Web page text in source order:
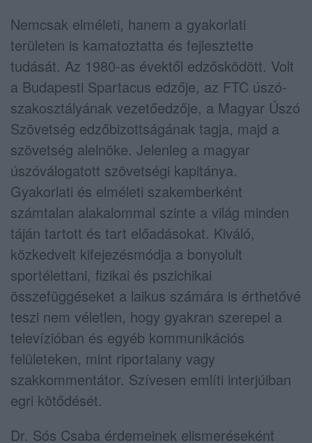
Nemcsak elméleti, hanem a gyakorlati
területen is kamatoztatta és fejlesztette
tudását. Az 1980-as évektől edzősködött. Volt
a Budapesti Spartacus edzője, az FTC úszó-
szakosztályának vezetőedzője, a Magyar Úszó
Szövetség edzőbizottságának tagja, majd a
szövetség alelnöke. Jelenleg a magyar
úszóválogatott szövetségi kapitánya.
Gyakorlati és elméleti szakemberként
számtalan alakalommal szinte a világ minden
táján tartott és tart előadásokat. Kiváló,
közkedvelt kifejezésmódja a bonyolult
sportélettani, fizikai és pszichikai
összefüggéseket a laikus számára is érthetővé
teszi nem véletlen, hogy gyakran szerepel a
televízióban és egyéb kommunikációs
felületeken, mint riportalany vagy
szakkommentátor. Szívesen említi interjúiban
egri kötődését.
Dr. Sós Csaba érdemeinek elismeréseként